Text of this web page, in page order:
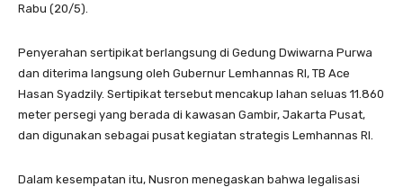
Rabu (20/5).
Penyerahan sertipikat berlangsung di Gedung Dwiwarna Purwa
dan diterima langsung oleh Gubernur Lemhannas RI, TB Ace
Hasan Syadzily. Sertipikat tersebut mencakup lahan seluas 11.860
meter persegi yang berada di kawasan Gambir, Jakarta Pusat,
dan digunakan sebagai pusat kegiatan strategis Lemhannas RI.
Dalam kesempatan itu, Nusron menegaskan bahwa legalisasi